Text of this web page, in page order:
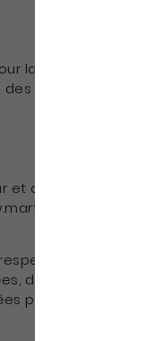
la confiance dans
Données (RGPD :
de sa navigation
est
le cadre
de fournir à ses
personnelles et